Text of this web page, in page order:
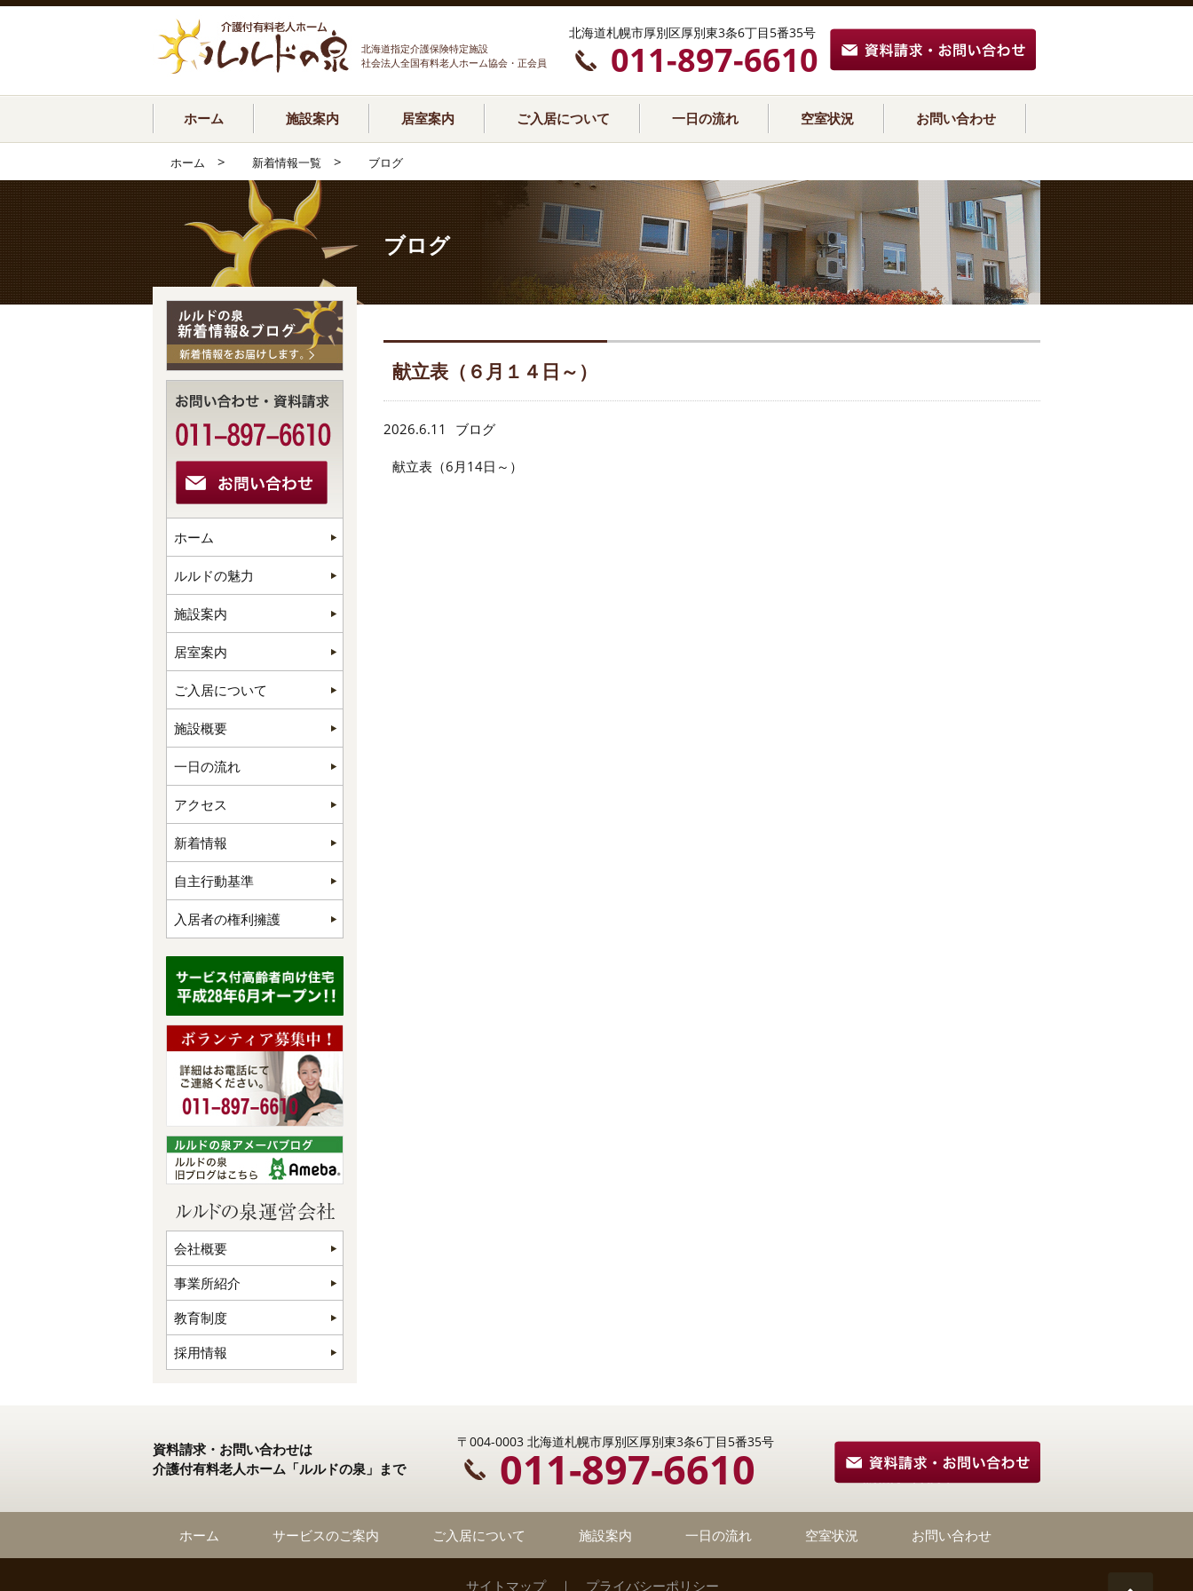
北海道指定介護保険特定施設
社会法人全国有料老人ホーム協会・正会員
北海道札幌市厚別区厚別東3条6丁目5番35号
011-897-6610
ホーム 施設案内 居室案内 ご入居について 一日の流れ 空室状況 お問い合わせ
ホーム > 新着情報一覧 > ブログ
ブログ
献立表（６月１４日～）
2026.6.11 ブログ
献立表（6月14日～）
ホーム
ルルドの魅力
施設案内
居室案内
ご入居について
施設概要
一日の流れ
アクセス
新着情報
自主行動基準
入居者の権利擁護
会社概要
事業所紹介
教育制度
採用情報
資料請求・お問い合わせは
介護付有料老人ホーム「ルルドの泉」まで
〒004-0003 北海道札幌市厚別区厚別東3条6丁目5番35号
011-897-6610
ホーム サービスのご案内 ご入居について 施設案内 一日の流れ 空室状況 お問い合わせ
サイトマップ｜ プライバシーポリシー